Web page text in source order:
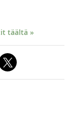
täältä »